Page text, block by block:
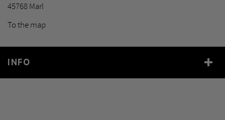
45768 Marl
To the map
INFO